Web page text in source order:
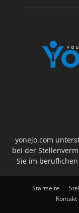
yonejo.com
bei der
Sie im
Startseite